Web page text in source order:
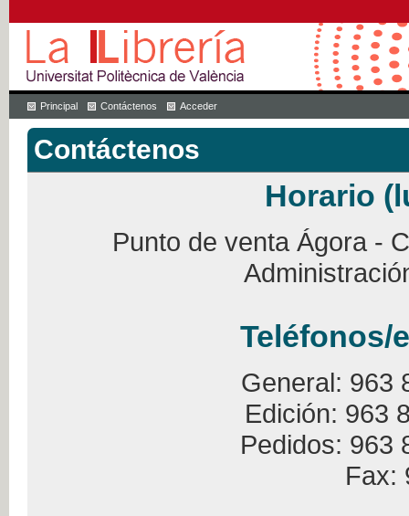
Principal Contáctenos Acceder
Contáctenos
Horario
Punto de venta Ágora -
Teléfonos/
General: 963
Edición: 963
Pedidos: 963
Fax: